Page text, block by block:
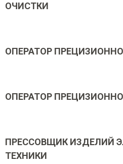
ОЧИСТКИ
ОПЕРАТОР
ОПЕРАТОР
ПРЕССОВЩИК ИЗДЕЛИЙ
ТЕХНИКИ